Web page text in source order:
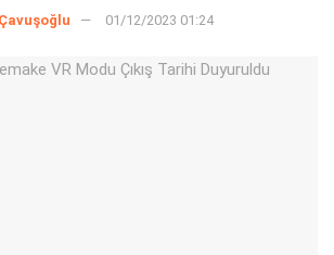
01/12/2023 01:24